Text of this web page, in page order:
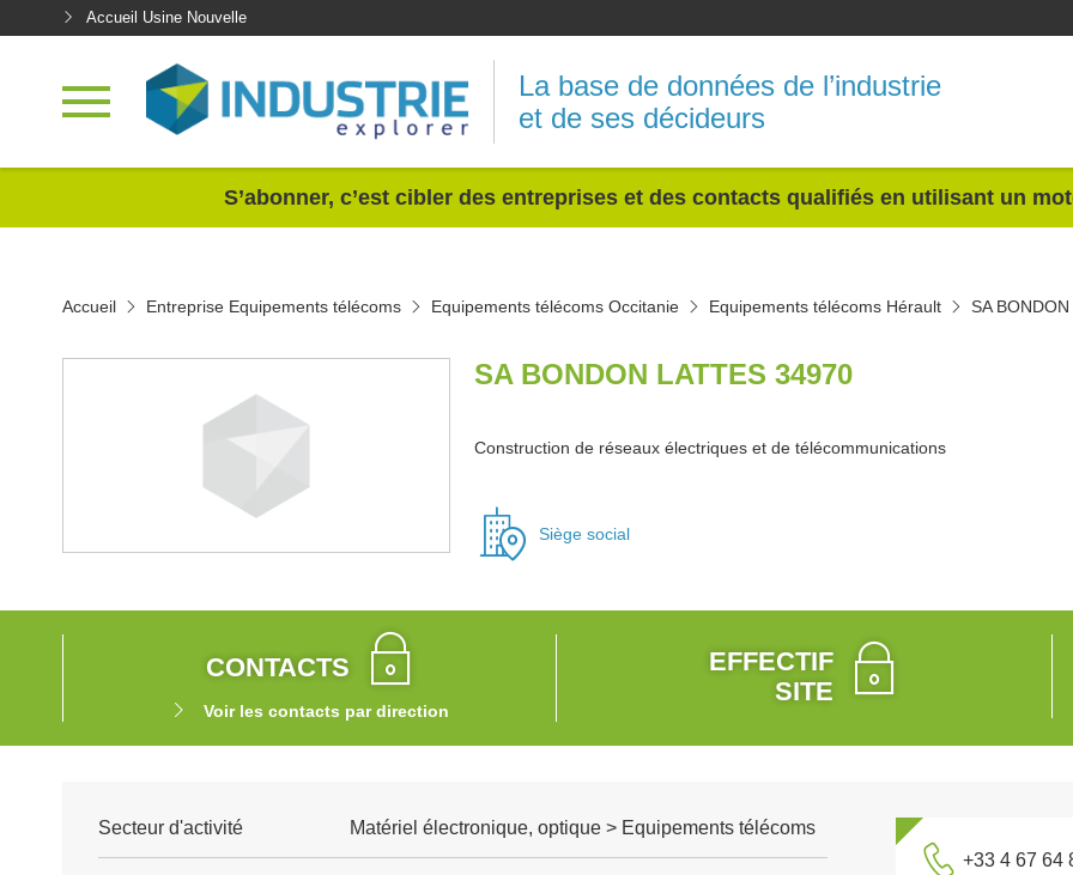
Accueil Usine Nouvelle
La base de données de l’industrie
et de ses décideurs
S’abonner, c’est cibler des entreprises et des contacts qualifiés en utilisant un
Accueil Entreprise Equipements télécoms Equipements télécoms Occitanie Equipements télécoms Hérault SA BONDON
SA BONDON LATTES 34970
Construction de réseaux électriques et de télécommunications
Siège social
CONTACTS
Voir les contacts par direction
EFFECTIF
SITE
Secteur d'activité Matériel électronique, optique > Equipements télécoms
+33 4 67 64